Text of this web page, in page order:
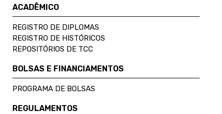
ACADÊMICO
REGISTRO DE DIPLOMAS
REGISTRO DE HISTÓRICOS
REPOSITÓRIOS DE TCC
BOLSAS E FINANCIAMENTOS
PROGRAMA DE BOLSAS
REGULAMENTOS